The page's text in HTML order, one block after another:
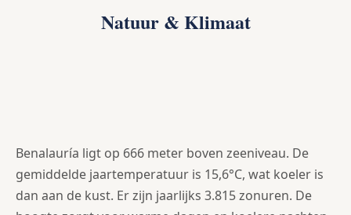
Natuur & Klimaat
Benalauría ligt op 666 meter boven zeeniveau. De
gemiddelde jaartemperatuur is 15,6°C, wat koeler is
dan aan de kust. Er zijn jaarlijks 3.815 zonuren. De